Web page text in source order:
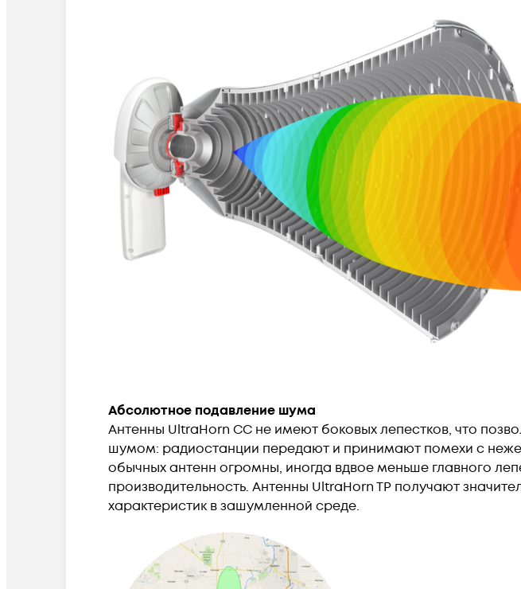
Абсолютное подавление шума
Антенны UltraHorn CC не имеют боковых лепестков, что
шумом: радиостанции передают и принимают помехи с
обычных антенн огромны, иногда вдвое меньше главного
производительность. Антенны UltraHorn TP получают
характеристик в зашумленной среде.